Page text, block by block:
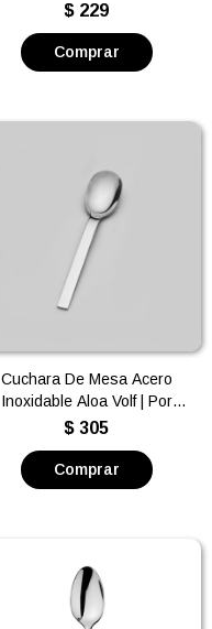
$ 229
Cuchara De Mesa Acero
Inoxidable Aloa Volf | Por
unidad
$ 305